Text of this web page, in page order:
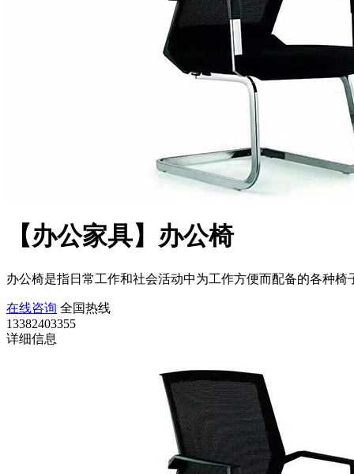
【办公家具】办公椅
办公椅是指日常工作和社会活动中为工作方便而配备的各种椅
在线咨询 全国热线
13382403355
详细信息